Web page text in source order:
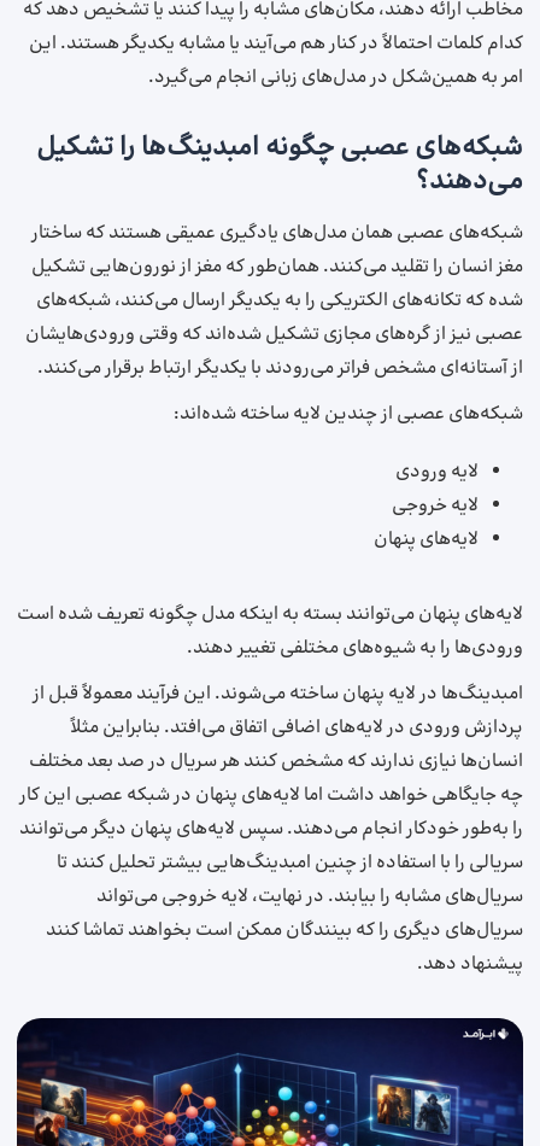
مخاطب ارائه دهند، مکان‌های مشابه را پیدا کنند یا تشخیص دهد که
کدام کلمات احتمالاً در کنار هم می‌آیند یا مشابه یکدیگر هستند. این
امر به همین‌شکل در مدل‌های زبانی انجام می‌گیرد.
شبکه‌های عصبی چگونه امبدینگ‌ها را تشکیل
می‌دهند؟
شبکه‌های عصبی همان مدل‌های یادگیری عمیقی هستند که ساختار
مغز انسان را تقلید می‌کنند. همان‌طور که مغز از نورون‌هایی تشکیل
شده که تکانه‌های الکتریکی را به یکدیگر ارسال می‌کنند، شبکه‌های
عصبی نیز از گره‌های مجازی تشکیل شده‌اند که وقتی ورودی‌هایشان
از آستانه‌ای مشخص فراتر می‌رودند با یکدیگر ارتباط برقرار می‌کنند.
شبکه‌های عصبی از چندین لایه ساخته شده‌اند:
لایه ورودی
لایه خروجی
لایه‌های پنهان
لایه‌های پنهان می‌توانند بسته به اینکه مدل چگونه تعریف شده است
ورودی‌ها را به شیوه‌های مختلفی تغییر دهند.
امبدینگ‌ها در لایه پنهان ساخته می‌شوند. این فرآیند معمولاً قبل از
پردازش ورودی در لایه‌های اضافی اتفاق می‌افتد. بنابراین مثلاً
انسان‌ها نیازی ندارند که مشخص کنند هر سریال در صد بعد مختلف
چه جایگاهی خواهد داشت اما لایه‌های پنهان در شبکه عصبی این کار
را به‌طور خودکار انجام می‌دهند. سپس لایه‌های پنهان دیگر می‌توانند
سریالی را با استفاده از چنین امبدینگ‌هایی بیشتر تحلیل کنند تا
سریال‌های مشابه را بیابند. در نهایت، لایه خروجی می‌تواند
سریال‌های دیگری را که بینندگان ممکن است بخواهند تماشا کنند
پیشنهاد دهد.